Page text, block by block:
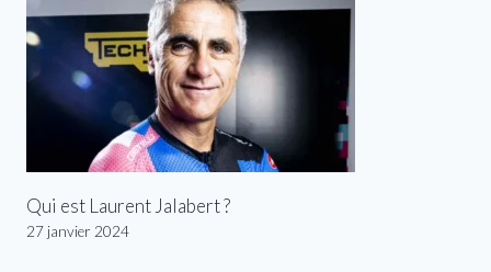
Qui est Laurent Jalabert ?
27 janvier 2024